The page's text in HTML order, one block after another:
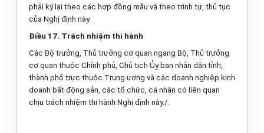
phải ký lại theo các hợp đồng mẫu và theo trình tự, thủ tục
của Nghị định này.
Điều 17. Trách nhiệm thi hành
Các Bộ trưởng, Thủ trưởng cơ quan ngang Bộ, Thủ trưởng
cơ quan thuộc Chính phủ, Chủ tịch Ủy ban nhân dân tỉnh,
thành phố trực thuộc Trung ương và các doanh nghiệp kinh
doanh bất động sản, các tổ chức, cá nhân có liên quan
chịu trách nhiệm thi hành Nghị định này./.